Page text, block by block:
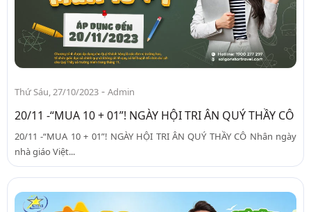
Thứ Sáu, 27/10/2023 - Admin
20/11 -“MUA 10 + 01”! NGÀY HỘI TRI ÂN QUÝ THẦY CÔ
20/11 -“MUA 10 + 01”! NGÀY HỘI TRI ÂN QUÝ THẦY CÔ Nhân ngày
nhà giáo Việt...